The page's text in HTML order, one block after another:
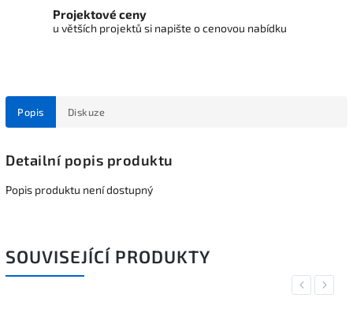
Projektové ceny
u větších projektů si napište o cenovou nabídku
Popis Diskuze
Detailní popis produktu
Popis produktu není dostupný
SOUVISEJÍCÍ PRODUKTY
Previous
Next